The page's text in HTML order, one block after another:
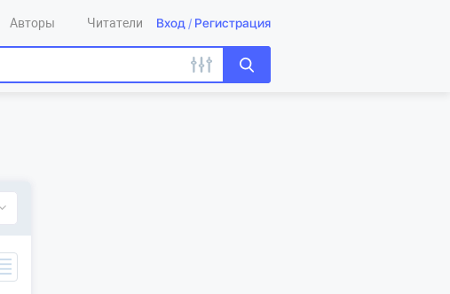
Авторы Читатели Вход / Регистрация